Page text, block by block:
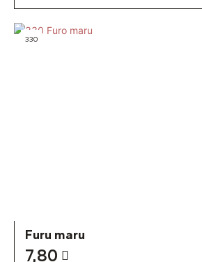
330
Furu maru
7,80